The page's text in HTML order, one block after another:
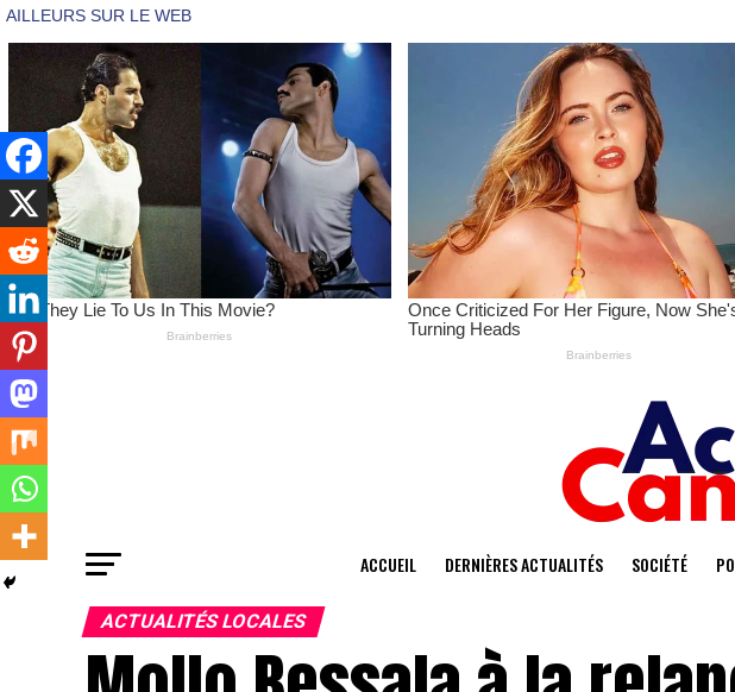
ACCUEIL DERNIÈRES ACTUALITÉS SOCIÉTÉ
ACTUALITÉS LOCALES